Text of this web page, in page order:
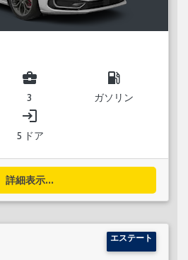
business_center
3
local_gas_station
ガソリン
login
5 ドア
詳細表示...
エステート